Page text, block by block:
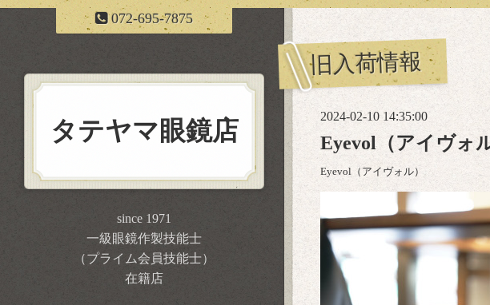
072-695-7875
旧入荷情報
2024-02-10 14:35:00
Eyevol（アイヴォ
Eyevol（アイヴォル）
タテヤマ眼鏡店
since 1971
一級眼鏡作製技能士
（プライム会員技能士）
在籍店